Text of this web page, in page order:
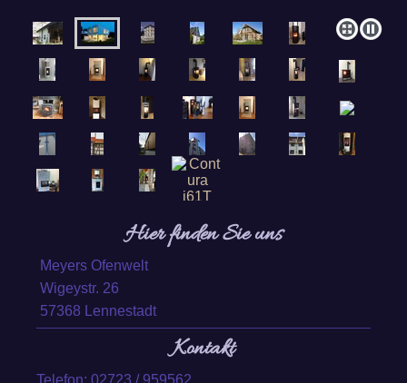
Hier finden Sie uns
Meyers Ofenwelt
Wigeystr. 26
57368 Lennestadt
Kontakt
Telefon: 02723 / 959562